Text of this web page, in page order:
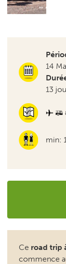
13
road trip
commence
Mountain,
roues.
quelques-